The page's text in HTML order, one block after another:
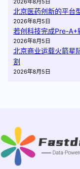
2026年8月5日
北京医药创新的平台
2026年8月5日
若创科技完成Pre-A+
2026年8月5日
北京商业运载火箭星
割
2026年8月5日